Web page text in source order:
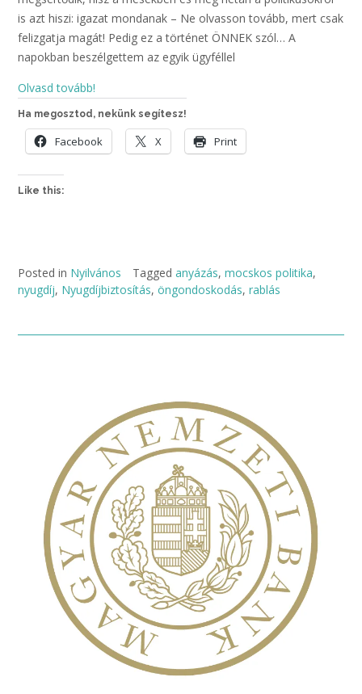
is azt hiszi: igazat mondanak – Ne olvasson tovább, mert csak
felizgatja magát! Pedig ez a történet ÖNNEK szól… A
napokban beszélgettem az egyik ügyféllel
Olvasd tovább!
Ha megosztod, nekünk segítesz!
Facebook X Print
Like this:
Posted in Nyilvános Tagged anyázás, mocskos politika,
nyugdíj, Nyugdíjbiztosítás, öngondoskodás, rablás